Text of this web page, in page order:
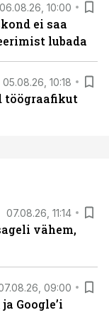
06.08.26, 10:00
ei saa
lubada
05.08.26, 10:18
töögraafikut
07.08.26, 11:14
vähem,
09:00
Google’i